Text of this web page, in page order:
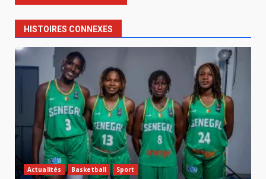
HISTOIRES CONNEXES
Actualités Basketball Sport